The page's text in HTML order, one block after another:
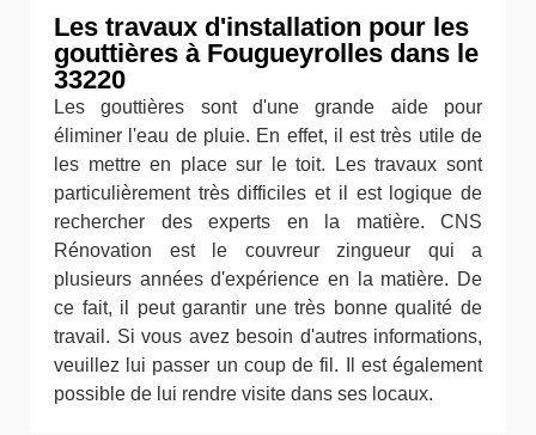
Les travaux d'installation pour les
gouttières à Fougueyrolles dans le
33220
Les gouttières sont d'une grande aide pour
éliminer l'eau de pluie. En effet, il est très utile de
les mettre en place sur le toit. Les travaux sont
particulièrement très difficiles et il est logique de
rechercher des experts en la matière. CNS
Rénovation est le couvreur zingueur qui a
plusieurs années d'expérience en la matière. De
ce fait, il peut garantir une très bonne qualité de
travail. Si vous avez besoin d'autres informations,
veuillez lui passer un coup de fil. Il est également
possible de lui rendre visite dans ses locaux.